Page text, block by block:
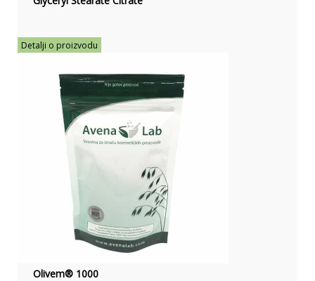
Detalji o proizvodu
Olivem® 1000